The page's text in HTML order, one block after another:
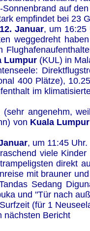
auf
empfindet bei 23
Januar, um 16:25
weggedreht
Lumpur (KUL) in
400 Plätze),
im
(sehr angenehm,
von Kuala Lumpur
, um 11:45 Uhr.
viele
direkt
mit brauner
Sedang
und "Tür nach
(für 1
nächsten Bericht